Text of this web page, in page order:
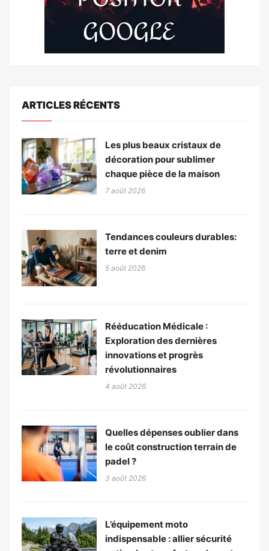
ARTICLES RÉCENTS
Les plus beaux cristaux de
décoration pour sublimer
chaque pièce de la maison
7 août 2026
Tendances couleurs durables:
terre et denim
5 août 2026
Rééducation Médicale :
Exploration des dernières
innovations et progrès
révolutionnaires
4 août 2026
Quelles dépenses oublier dans
le coût construction terrain de
padel ?
3 août 2026
L’équipement moto
indispensable : allier sécurité